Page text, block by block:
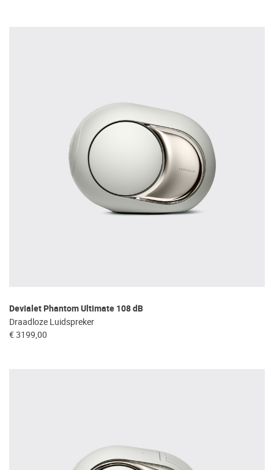
Devialet Phantom Ultimate 108 dB
Draadloze Luidspreker
€ 3199,00